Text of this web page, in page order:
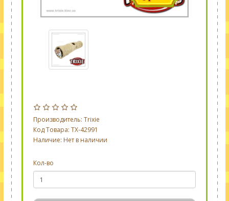
Производитель: Trixie
Код Товара: TX-42991
Наличие: Нет в наличии
Кол-во